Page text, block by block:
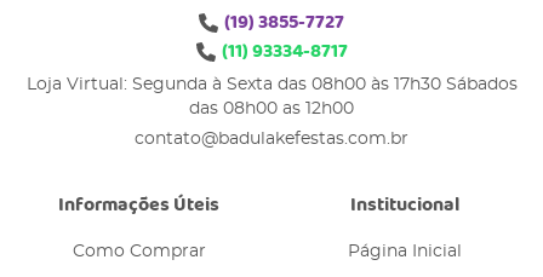
(19)3855-7727
(11)93334-8717
Loja Virtual: Segunda à Sexta das 08h00 às 17h30 Sábados
das 08h00 as 12h00
contato@badulakefestas.com.br
Informações Úteis
Como Comprar
Institucional
Página Inicial